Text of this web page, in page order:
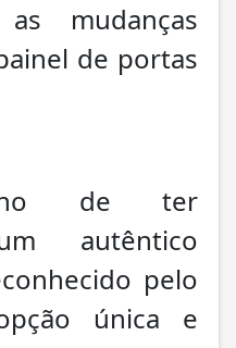
as mudanças
de portas
de ter
autêntico
pelo
única e